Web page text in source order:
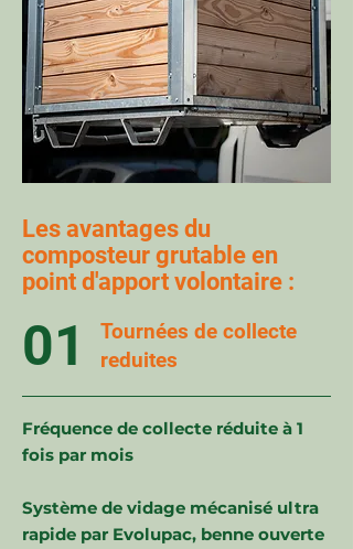
Les avantages du
composteur grutable en
point d'apport volontaire :
01
Tournées de collecte
reduites
Fréquence de collecte réduite à 1
fois par mois
Système de vidage mécanisé ultra
rapide par Evolupac, benne ouverte